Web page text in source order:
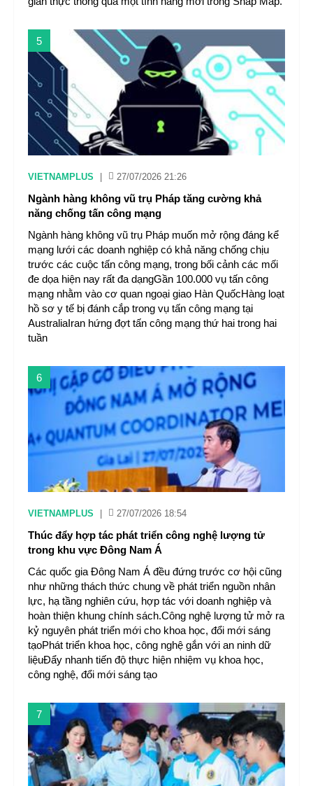
5
VIETNAMPLUS 27/07/2026 21:26
Ngành hàng không vũ trụ Pháp tăng cường khả
năng chống tấn công mạng
Ngành hàng không vũ trụ Pháp muốn mở rộng đáng kể
mạng lưới các doanh nghiệp có khả năng chống chịu
trước các cuộc tấn công mạng, trong bối cảnh các mối
đe dọa hiện nay rất đa dạngGần 100.000 vụ tấn công
mạng nhằm vào cơ quan ngoại giao Hàn QuốcHàng loạt
hồ sơ y tế bị đánh cắp trong vụ tấn công mạng tại
AustraliaIran hứng đợt tấn công mạng thứ hai trong hai
tuần
6
VIETNAMPLUS 27/07/2026 18:54
Thúc đẩy hợp tác phát triển công nghệ lượng tử
trong khu vực Đông Nam Á
Các quốc gia Đông Nam Á đều đứng trước cơ hội cũng
như những thách thức chung về phát triển nguồn nhân
lực, hạ tầng nghiên cứu, hợp tác với doanh nghiệp và
hoàn thiện khung chính sách.Công nghệ lượng tử mở ra
kỷ nguyên phát triển mới cho khoa học, đổi mới sáng
tạoPhát triển khoa học, công nghệ gắn với an ninh dữ
liệuĐẩy nhanh tiến độ thực hiện nhiệm vụ khoa học,
công nghệ, đổi mới sáng tạo
7